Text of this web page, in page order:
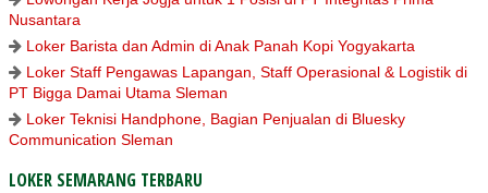
Nusantara
Loker Barista dan Admin di Anak Panah Kopi Yogyakarta
Loker Staff Pengawas Lapangan, Staff Operasional & Logistik di
PT Bigga Damai Utama Sleman
Loker Teknisi Handphone, Bagian Penjualan di Bluesky
Communication Sleman
LOKER SEMARANG TERBARU